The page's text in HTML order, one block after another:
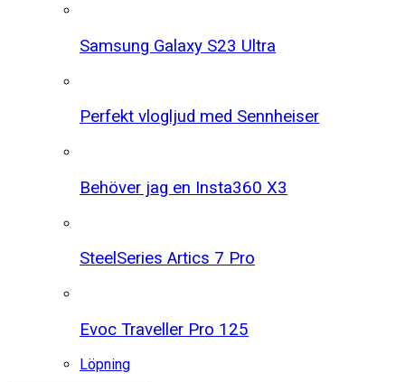
Samsung Galaxy S23 Ultra
Perfekt vlogljud med Sennheiser
Behöver jag en Insta360 X3
SteelSeries Artics 7 Pro
Evoc Traveller Pro 125
Löpning